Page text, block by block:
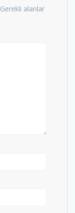
Gerekli alanlar